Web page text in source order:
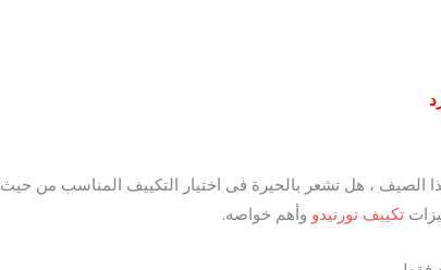
، هل تشعر بالحيرة فى اختيار التكييف المناسب من حيث
تكييف تورنيدو وأهم خواصه.